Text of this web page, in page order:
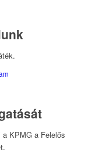
KPMG a Felelős